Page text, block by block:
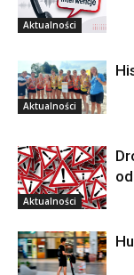
Aktualności
Aktualności
Aktualności